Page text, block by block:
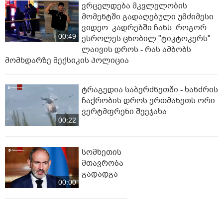
00:49
ვრცელდება მკვლელობის
მომენტში გადაღებული უმძიმესი
ვიდეო: კადრებში ჩანს, როგორ
ესროლეს ცნობილ "ტიკტოკერს"
ლაივის დროს - რას ამბობს
მომხდარზე მექსიკის პოლიცია
00:22
ტრაგედია საბერძნეთში - ხანძრის
ჩაქრობის დროს ერთმანეთს ორი
ვერტმფრენი შეეჯახა
00:00
სომხეთის
მთავრობა
გადადგა